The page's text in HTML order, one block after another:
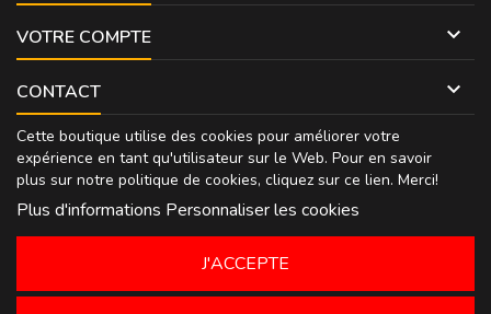
VOTRE COMPTE 
CONTACT 
Cette boutique utilise des cookies pour améliorer votre
expérience en tant qu'utilisateur sur le Web. Pour en savoir
plus sur notre politique de cookies, cliquez sur ce lien. Merci!
Plus d'informations Personnaliser les cookies
J'ACCEPTE